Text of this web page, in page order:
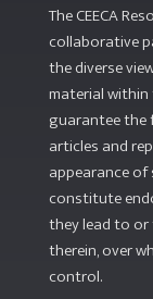
The CEECA
collaborative
the diverse
material
guarantee the
articles and
appearance
constitute
they lead to
therein, over
control.